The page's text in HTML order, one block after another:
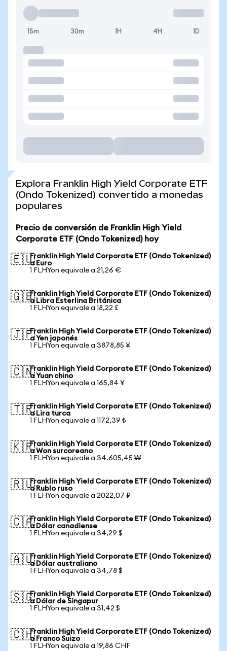
15m 30m 1H 4H 1D
Explora Franklin High Yield Corporate ETF
(Ondo Tokenized) convertido a monedas
populares
Precio de conversión de Franklin High Yield
Corporate ETF (Ondo Tokenized) hoy
🇪🇺Franklin High Yield Corporate ETF (Ondo Tokenized)
a Euro
1 FLHYon equivale a 21,26 €
🇬🇧Franklin High Yield Corporate ETF (Ondo Tokenized)
a Libra Esterlina Británica
1 FLHYon equivale a 18,22 £
🇯🇵Franklin High Yield Corporate ETF (Ondo Tokenized)
a Yen japonés
1 FLHYon equivale a 3878,85 ¥
🇨🇳Franklin High Yield Corporate ETF (Ondo Tokenized)
a Yuan chino
1 FLHYon equivale a 165,84 ¥
🇹🇷Franklin High Yield Corporate ETF (Ondo Tokenized)
a Lira turca
1 FLHYon equivale a 1172,39 ₺
🇰🇷Franklin High Yield Corporate ETF (Ondo Tokenized)
a Won surcoreano
1 FLHYon equivale a 34.605,45 ₩
🇷🇺Franklin High Yield Corporate ETF (Ondo Tokenized)
a Rublo ruso
1 FLHYon equivale a 2022,07 ₽
🇨🇦Franklin High Yield Corporate ETF (Ondo Tokenized)
a Dólar canadiense
1 FLHYon equivale a 34,29 $
🇦🇺Franklin High Yield Corporate ETF (Ondo Tokenized)
a Dólar australiano
1 FLHYon equivale a 34,78 $
🇸🇬Franklin High Yield Corporate ETF (Ondo Tokenized)
a Dólar de Singapur
1 FLHYon equivale a 31,42 $
🇨🇭Franklin High Yield Corporate ETF (Ondo Tokenized)
a Franco Suizo
1 FLHYon equivale a 19,86 CHF